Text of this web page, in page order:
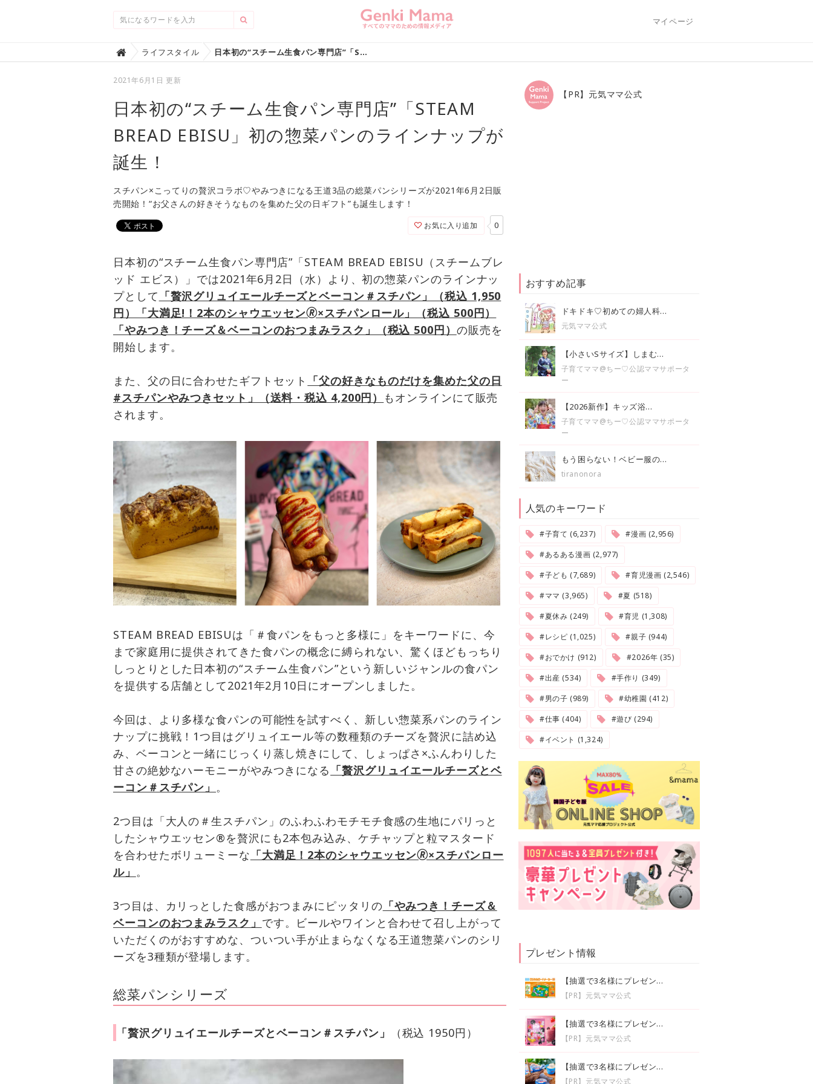
マイページ
Homeライフスタイル 日本初の“スチーム生食パン専門店”「STEAM BREAD EBISU」初の惣菜パンのラインナップが誕生！
2021年6月1日 更新
日本初の“スチーム生食パン専門店”「STEAM
BREAD EBISU」初の惣菜パンのラインナップが
誕生！
スチパン×こってりの贅沢コラボ♡やみつきになる王道3品の総菜パンシリーズが2021年6月2日販
売開始！“お父さんの好きそうなものを集めた父の日ギフト”も誕生します！
お気に入り追加 0
日本初の“スチーム生食パン専門店”「STEAM BREAD EBISU（スチームブレ
ッド エビス）」では2021年6月2日（水）より、初の惣菜パンのラインナッ
プとして 「贅沢グリュイエールチーズとベーコン＃スチパン」（税込 1,950
円）「大満足!！2本のシャウエッセン🄬×スチパンロール」（税込 500円）
「やみつき！チーズ＆ベーコンのおつまみラスク」（税込 500円） の販売を
開始します。
また、父の日に合わせたギフトセット
「父の好きなものだけを集めた父の日
#スチパンやみつきセット」（送料・税込 4,200円）
もオンラインにて販売
されます。
STEAM BREAD EBISUは「＃食パンをもっと多様に」をキーワードに、今
まで家庭用に提供されてきた食パンの概念に縛られない、驚くほどもっちり
しっとりとした日本初の“スチーム生食パン”という新しいジャンルの食パン
を提供する店舗として2021年2月10日にオープンしました。
今回は、より多様な食パンの可能性を試すべく、新しい惣菜系パンのライン
ナップに挑戦！1つ目はグリュイエール等の数種類のチーズを贅沢に詰め込
み、ベーコンと一緒にじっくり蒸し焼きにして、しょっぱさ×ふんわりした
甘さの絶妙なハーモニーがやみつきになる 「贅沢グリュイエールチーズとベ
ーコン＃スチパン」 。
2つ目は「大人の＃生スチパン」のふわふわモチモチ食感の生地にパリっと
したシャウエッセン®を贅沢にも2本包み込み、ケチャップと粒マスタード
を合わせたボリューミーな 「大満足！2本のシャウエッセン🄬×スチパンロー
ル」 。
3つ目は、カリっとした食感がおつまみにピッタリの 「やみつき！チーズ＆
ベーコンのおつまみラスク」 です。ビールやワインと合わせて召し上がって
いただくのがおすすめな、ついつい手が止まらなくなる王道惣菜パンのシリ
ーズを3種類が登場します。
総菜パンシリーズ
「贅沢グリュイエールチーズとベーコン＃スチパン」 （税込 1950円）
【PR】元気ママ公式
おすすめ記事
ドキドキ♡初めての婦人科...
元気ママ公式
【小さいSサイズ】しまむ...
子育てママ@ちー♡公認ママサポータ
ー
【2026新作】キッズ浴...
子育てママ@ちー♡公認ママサポータ
ー
もう困らない！ベビー服の...
tiranonora
人気のキーワード
#子育て (6,237)
#漫画 (2,956)
#あるある漫画 (2,977)
#子ども (7,689)
#育児漫画 (2,546)
#ママ (3,965)
#夏 (518)
#夏休み (249)
#育児 (1,308)
#レシピ (1,025)
#親子 (944)
#おでかけ (912)
#2026年 (35)
#出産 (534)
#手作り (349)
#男の子 (989)
#幼稚園 (412)
#仕事 (404)
#遊び (294)
#イベント (1,324)
プレゼント情報
【抽選で3名様にプレゼン...
【PR】元気ママ公式
【抽選で3名様にプレゼン...
【PR】元気ママ公式
【抽選で3名様にプレゼン...
【PR】元気ママ公式